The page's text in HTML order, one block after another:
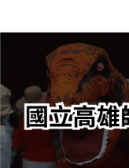
轉
要
內
容